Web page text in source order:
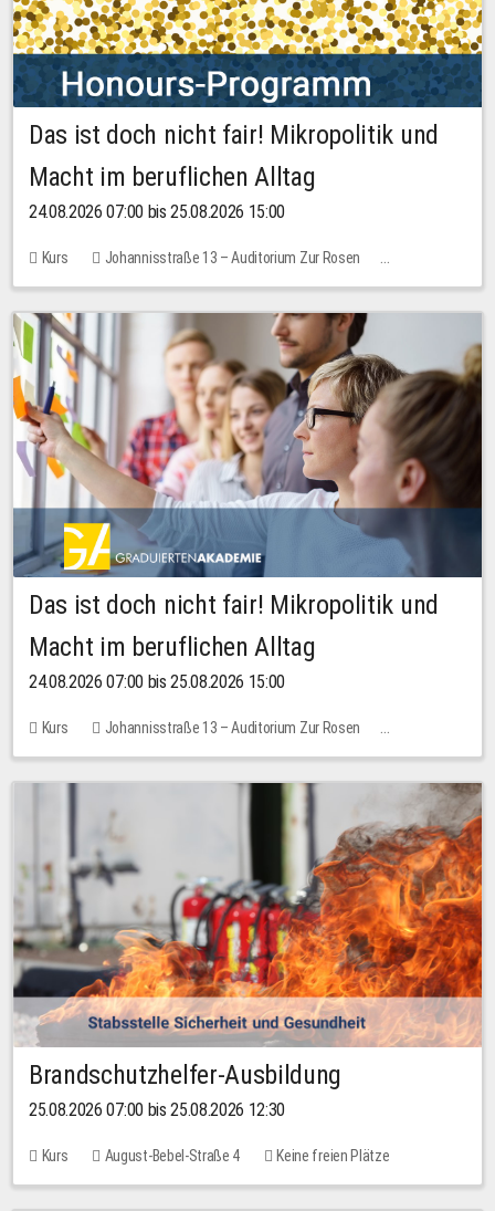
Das ist doch nicht fair! Mikropolitik und
Macht im beruflichen Alltag
24.08.2026 07:00 bis 25.08.2026 15:00
Kurs
Johannisstraße 13 – Auditorium Zur Rosen
Keine freien Plätze
Das ist doch nicht fair! Mikropolitik und
Macht im beruflichen Alltag
24.08.2026 07:00 bis 25.08.2026 15:00
Kurs
Johannisstraße 13 – Auditorium Zur Rosen
Keine freien Plätze
30,00 EUR
Brandschutzhelfer-Ausbildung
25.08.2026 07:00 bis 25.08.2026 12:30
Kurs August-Bebel-Straße 4 Keine freien Plätze